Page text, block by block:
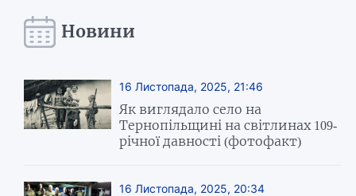
Новини
16 Листопада, 2025, 21:46
Як виглядало село на
Тернопільщині на світлинах 109-
річної давності (фотофакт)
16 Листопада, 2025, 20:34